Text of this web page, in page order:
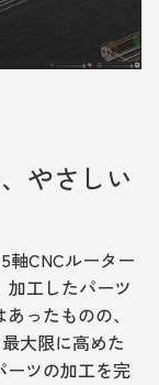
やさしい
軸CNCルーター
加工したパーツ
ったものの、
大限に高めた
ーツの加工を完